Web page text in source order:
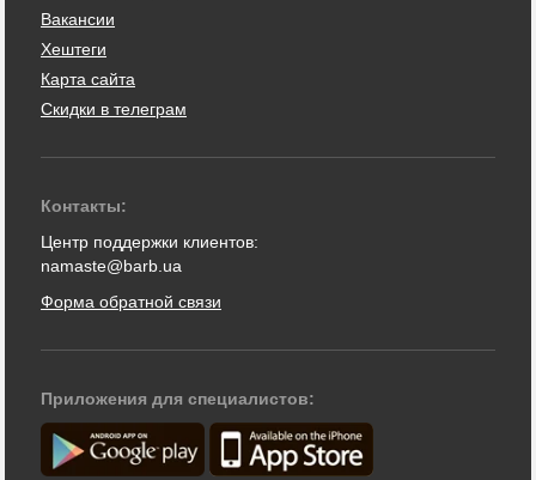
Вакансии
Хештеги
Карта сайта
Скидки в телеграм
Контакты:
Центр поддержки клиентов:
namaste@barb.ua
Форма обратной связи
Приложения для специалистов: